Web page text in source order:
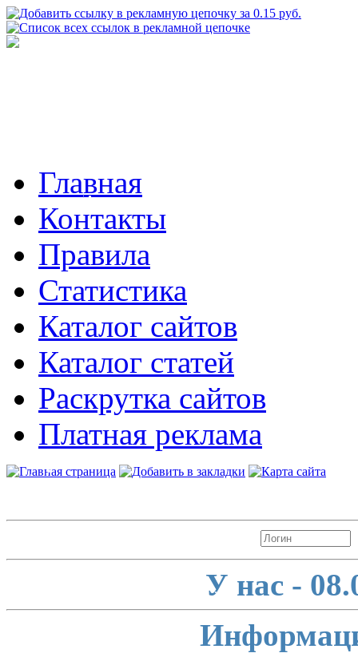
Главная
Контакты
Правила
Статистика
Каталог сайтов
Каталог статей
Раскрутка сайтов
Платная реклама
У нас -